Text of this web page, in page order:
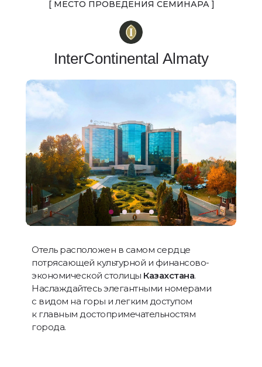
[ МЕСТО ПРОВЕДЕНИЯ СЕМИНАРА ]
InterContinental Almaty
Отель расположен в самом сердце
потрясающей культурной и финансово-
экономической столицы Казахстана.
Наслаждайтесь элегантными номерами
с видом на горы и легким доступом
к главным достопримечательностям
города.